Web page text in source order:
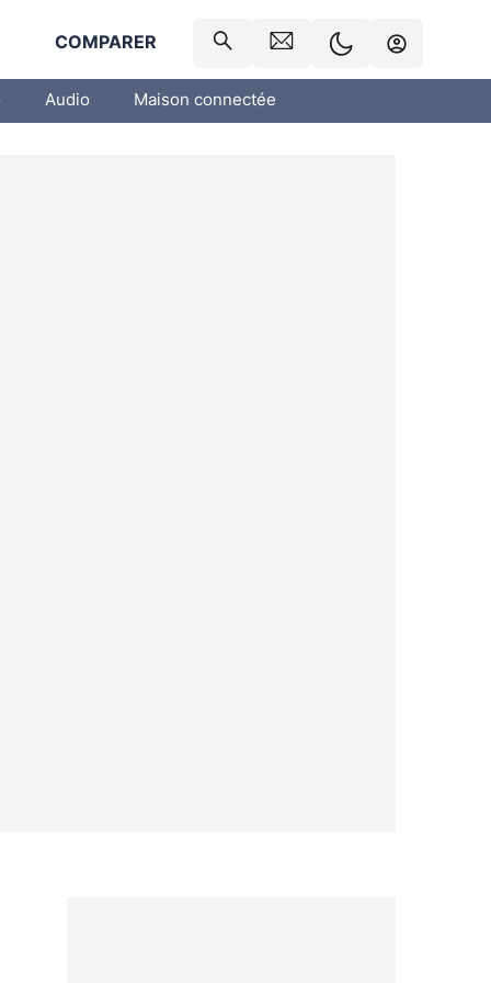
COMPARER
Audio Maison connectée